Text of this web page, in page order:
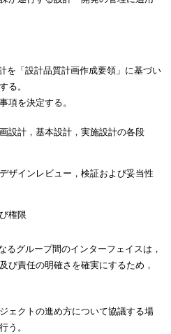
「設計品質計画作成要領」に基づい
る。
項を決定する。
計，基本設計，実施設計の各段
インレビュー，検証および妥当性
権限
グループ間のインターフェイスは，
び責任の明確さを確実にするため，
クトの進め方について協議する場
う。